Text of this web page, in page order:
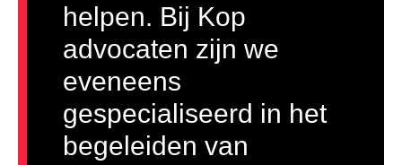
helpen. Bij Kop
advocaten zijn we
eveneens
gespecialiseerd in het
begeleiden van